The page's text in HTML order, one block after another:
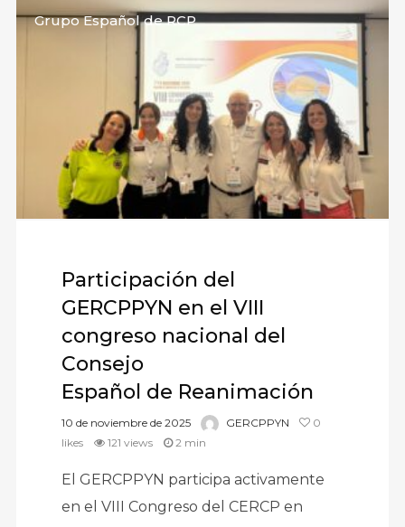
Grupo Español de RCP
Participación del
GERCPPYN en el VIII
congreso nacional del
Consejo
Español de Reanimación
10 de noviembre de 2025 GERCPPYN
0
likes
121 views 2 min
El GERCPPYN participa activamente
en el VIII Congreso del CERCP en